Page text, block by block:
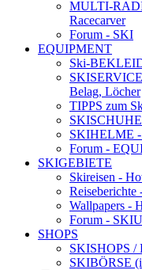
MULTI-
Racecarver
Forum - SKI
EQUIPMENT
Ski-
Belag, Löcher
TIPPS zum
SKIHELME
Forum -
SKIGEBIETE
Skireisen -
Reiseberichte
Wallpapers -
Forum -
SHOPS
SKISHOPS /
SKIBÖRSE